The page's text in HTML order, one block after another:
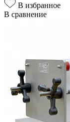
В избранное
В сравнение